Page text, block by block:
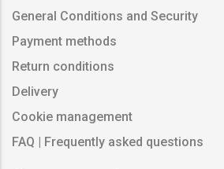
General Conditions and Security
Payment methods
Return conditions
Delivery
Cookie management
FAQ | Frequently asked questions